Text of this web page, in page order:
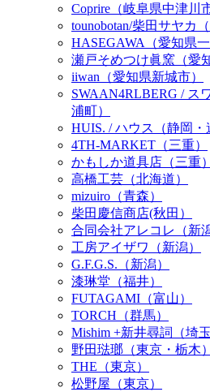
Coprire（岐阜県中津川
tounobotan/柴田サヤカ（
HASEGAWA（愛知県一
瀬戸そめつけ眞窯（愛
iiwan（愛知県新城市）
SWAAN4RLBERG / ス
浦町）
HUIS. / ハウス（静岡・
4TH-MARKET（三重）
かもしか道具店（三重）
高橋工芸（北海道）
mizuiro（青森）
柴田慶信商店(秋田）
合同会社アレコレ（新潟
工房アイザワ（新潟）
G.F.G.S.（新潟）
漆琳堂（福井）
FUTAGAMI（富山）
TORCH（群馬）
Mishim +新井尋詞（埼
野田琺瑯（東京・栃木）
THE（東京）
松野屋（東京）